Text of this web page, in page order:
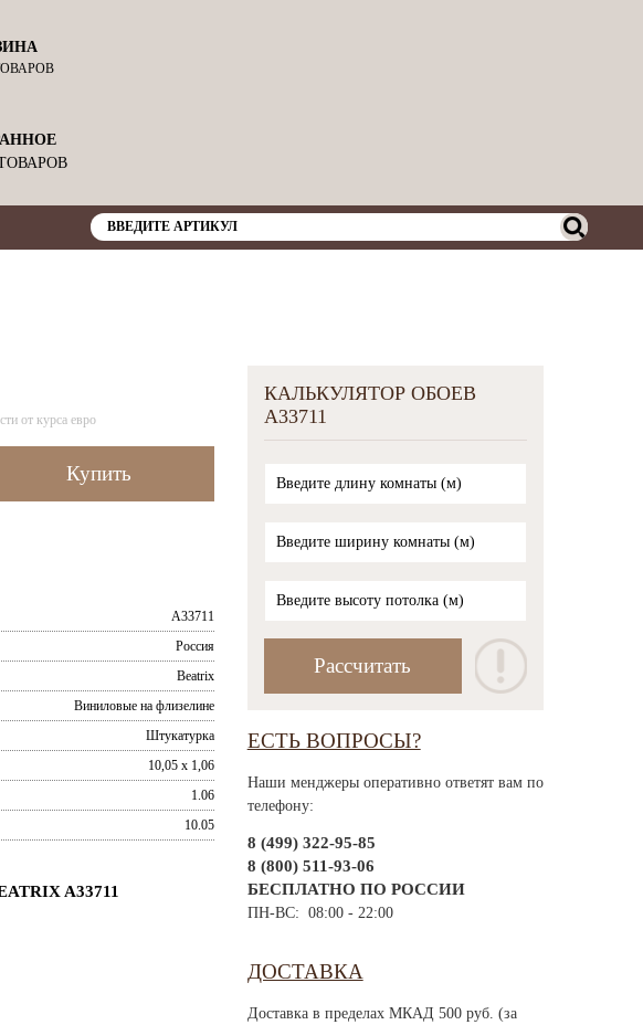
от курса евро
A33711
Россия
Beatrix
Виниловые на флизелине
Штукатурка
10,05 x 1,06
1.06
10.05
A33711
КАЛЬКУЛЯТОР ОБОЕВ
A33711
ЕСТЬ ВОПРОСЫ?
Наши менджеры оперативно ответят вам по
телефону:
8 (499) 322-95-85
8 (800) 511-93-06
БЕСПЛАТНО ПО РОССИИ
ПН-ВС: 08:00 - 22:00
ДОСТАВКА
Доставка в пределах МКАД 500 руб. (за